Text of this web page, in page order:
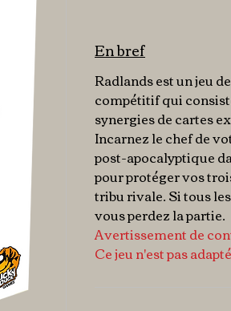
En bref
Radlands est un jeu
compétitif qui
synergies de cartes
Incarnez le chef de
post-apocalyptique
pour protéger vos
tribu rivale. Si tous
vous perdez la partie.
Avertissement de
Ce jeu n'est pas